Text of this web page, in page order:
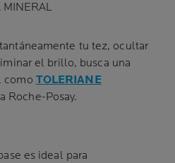
MINERAL
tu tez, ocultar
el brillo, busca una
como TOLERIANE
Roche-Posay.
es ideal para